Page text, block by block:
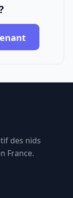
des nids
France.